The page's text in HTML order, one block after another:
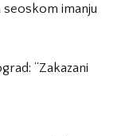
seoskom imanju
“Zakazani